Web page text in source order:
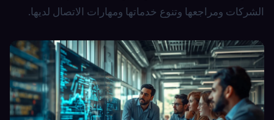
الشركات ومراجعها وتنوع خدماتها ومهارات الاتصال لديها.